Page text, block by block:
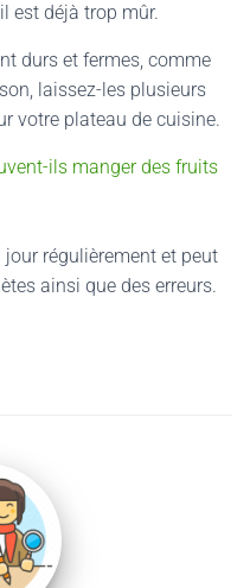
est déjà trop mûr.
durs et fermes, comme
laissez-les plusieurs
votre plateau de cuisine.
ils manger des fruits
régulièrement et peut
ainsi que des erreurs.